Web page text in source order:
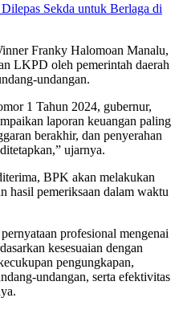
Sekda untuk Berlaga di
Franky Halomoan Manalu,
LKPD oleh pemerintah daerah
undangan.
1 Tahun 2024, gubernur,
laporan keuangan paling
berakhir, dan penyerahan
ujarnya.
BPK akan melakukan
hasil pemeriksaan dalam waktu
profesional mengenai
kesesuaian dengan
pengungkapan,
undangan, serta efektivitas